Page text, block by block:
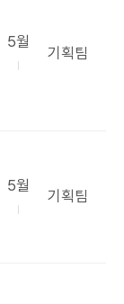
공
표
5월
부
기획팀
공
표
5월
부
기획팀